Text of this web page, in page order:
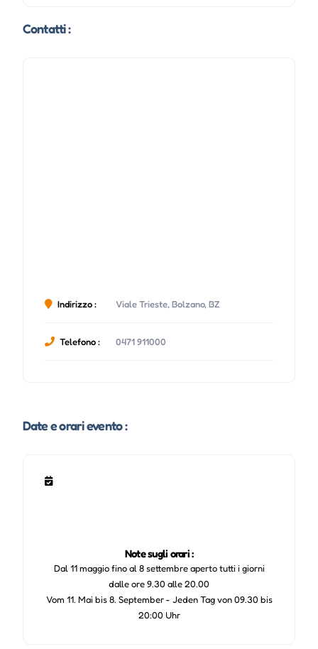
Contatti :
Indirizzo : Viale Trieste, Bolzano, BZ
Telefono : 0471 911000
Date e orari evento :
Note sugli orari :
Dal 11 maggio fino al 8 settembre aperto tutti i giorni
dalle ore 9.30 alle 20.00
Vom 11. Mai bis 8. September - Jeden Tag von 09.30 bis
20:00 Uhr